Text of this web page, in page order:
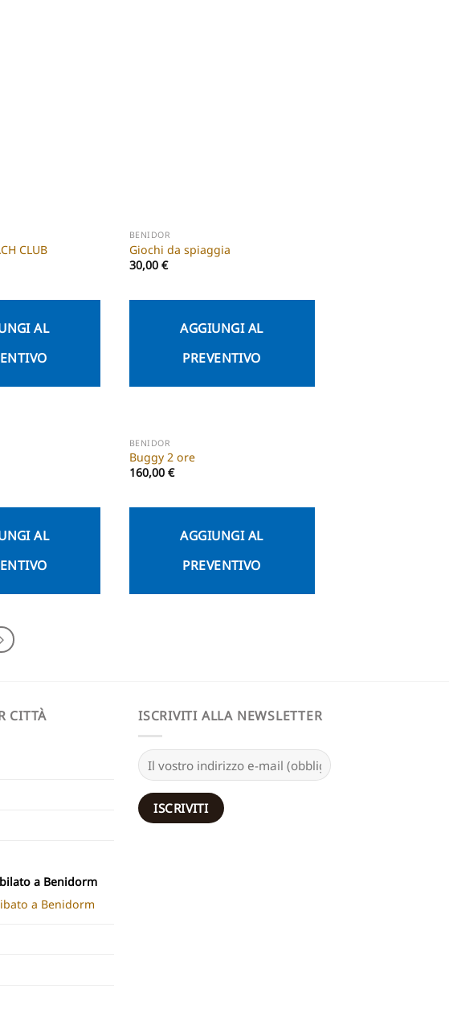
CLUB
AL
BENIDOR
Giochi da spiaggia
30,00 €
AGGIUNGI AL
PREVENTIVO
AL
BENIDOR
Buggy 2 ore
160,00 €
AGGIUNGI AL
PREVENTIVO
CITTÀ
a Benidorm
a Benidorm
ISCRIVITI ALLA NEWSLETTER